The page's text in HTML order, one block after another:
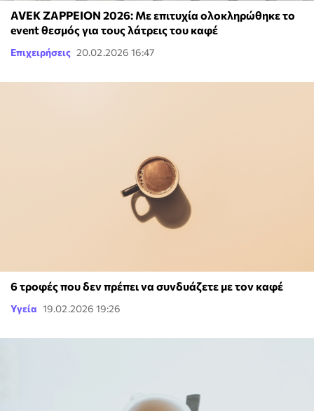
AVEK ZAPPEION 2026: Με επιτυχία ολοκληρώθηκε το
event θεσμός για τους λάτρεις του καφέ
Επιχειρήσεις 20.02.2026 16:47
6 τροφές που δεν πρέπει να συνδυάζετε με τον καφέ
Υγεία 19.02.2026 19:26